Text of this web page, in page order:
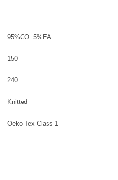
95%CO 5%EA
150
240
Knitted
Oeko-Tex Class 1